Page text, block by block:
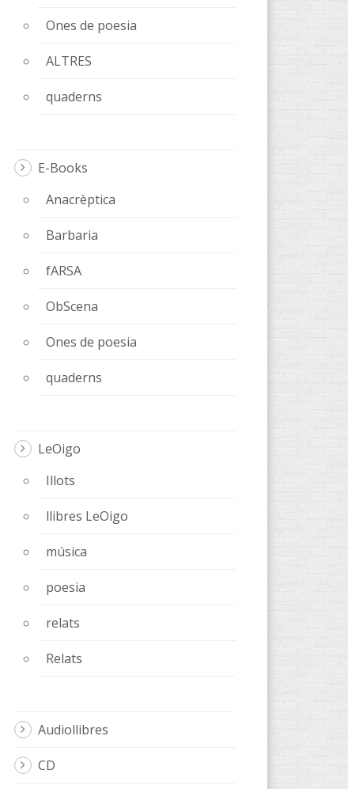
Ones de poesia
ALTRES
quaderns
E-Books
Anacrèptica
Barbaria
fARSA
ObScena
Ones de poesia
quaderns
LeOigo
Illots
llibres LeOigo
música
poesia
relats
Relats
Audiollibres
CD